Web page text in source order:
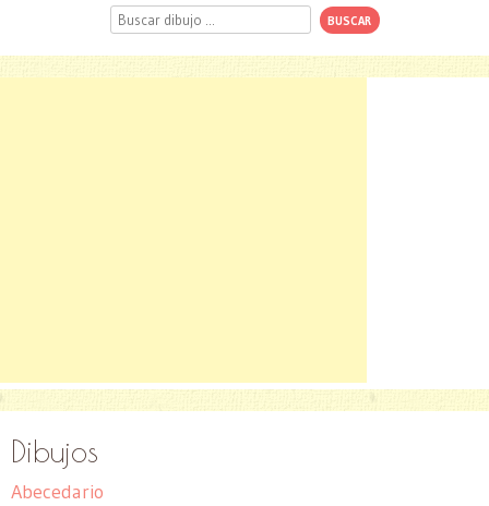
Buscar
Dibujos
Abecedario